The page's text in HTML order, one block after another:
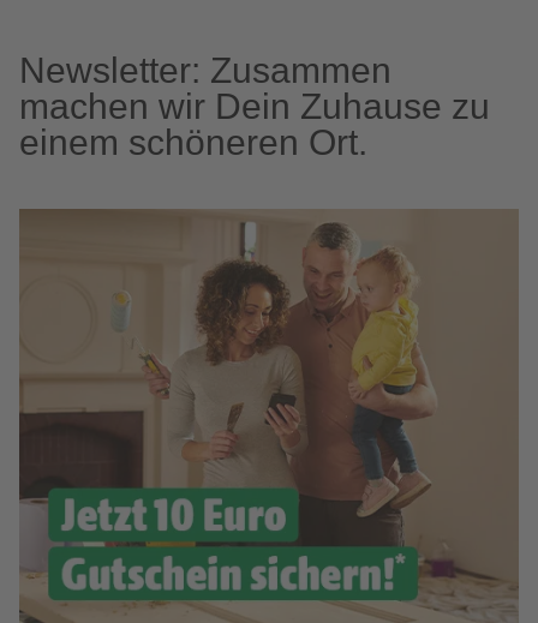
Newsletter: Zusammen
machen wir Dein Zuhause zu
einem schöneren Ort.